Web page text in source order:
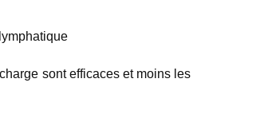
sont efficaces et moins les